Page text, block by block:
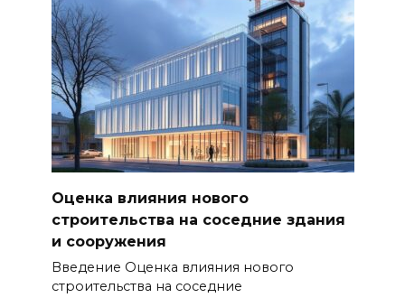
Оценка влияния нового
строительства на соседние здания
и сооружения
Введение Оценка влияния нового
строительства на соседние